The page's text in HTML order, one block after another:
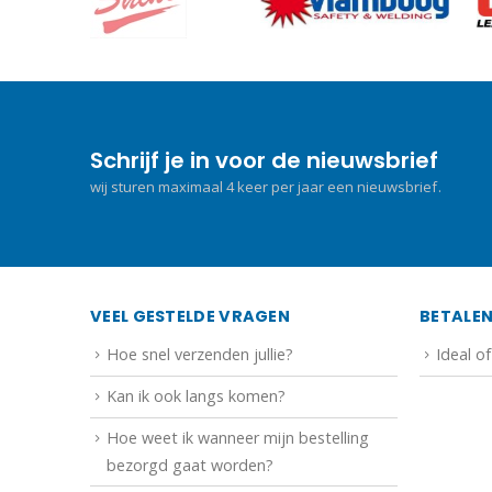
Schrijf je in voor de nieuwsbrief
wij sturen maximaal 4 keer per jaar een nieuwsbrief.
VEEL GESTELDE VRAGEN
Hoe snel verzenden jullie?
Kan ik ook langs komen?
Hoe weet ik wanneer mijn bestelling
bezorgd gaat worden?
BETALEN
Ideal